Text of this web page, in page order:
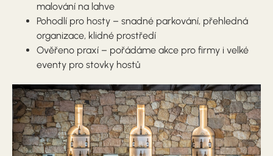
malování na lahve
Pohodlí pro hosty – snadné parkování, přehledná
organizace, klidné prostředí
Ověřeno praxí – pořádáme akce pro firmy i velké
eventy pro stovky hostů